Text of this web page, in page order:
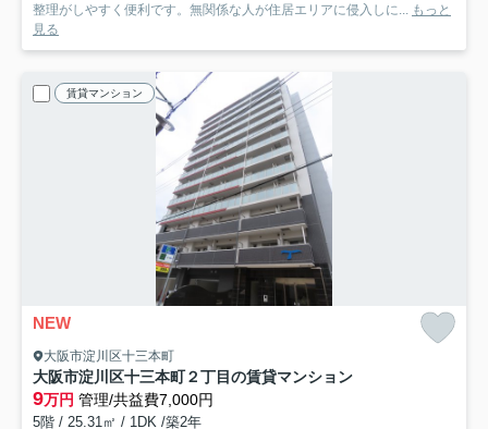
整理がしやすく便利です。無関係な人が住居エリアに侵入しに... もっと
見る
賃貸マンション
NEW
大阪市淀川区十三本町
大阪市淀川区十三本町２丁目の賃貸マンション
9万円 管理/共益費7,000円
5階 / 25.31㎡ / 1DK /築2年